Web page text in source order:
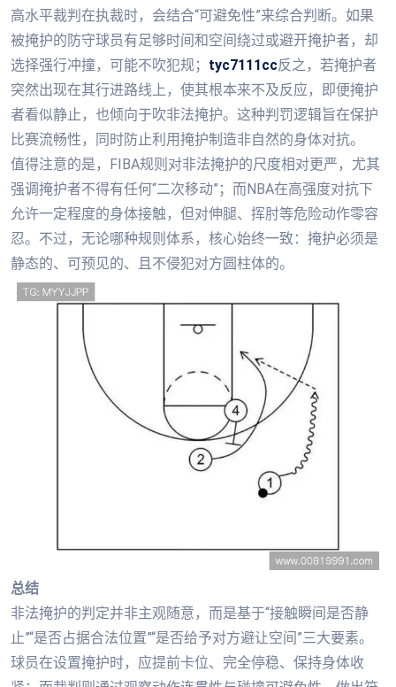
高水平裁判在执裁时，会结合“可避免性”来综合判断。如果
被掩护的防守球员有足够时间和空间绕过或避开掩护者，却
选择强行冲撞，可能不吹犯规； tyc7111cc反之，若掩护者
突然出现在其行进路线上，使其根本来不及反应，即便掩护
者看似静止，也倾向于吹非法掩护。这种判罚逻辑旨在保护
比赛流畅性，同时防止利用掩护制造非自然的身体对抗。
值得注意的是，FIBA规则对非法掩护的尺度相对更严，尤其
强调掩护者不得有任何“二次移动”；而NBA在高强度对抗下
允许一定程度的身体接触，但对伸腿、挥肘等危险动作零容
忍。不过，无论哪种规则体系，核心始终一致：掩护必须是
静态的、可预见的、且不侵犯对方圆柱体的。
总结
非法掩护的判定并非主观随意，而是基于“接触瞬间是否静
止”“是否占据合法位置”“是否给予对方避让空间”三大要素。
球员在设置掩护时，应提前卡位、完全停稳、保持身体收